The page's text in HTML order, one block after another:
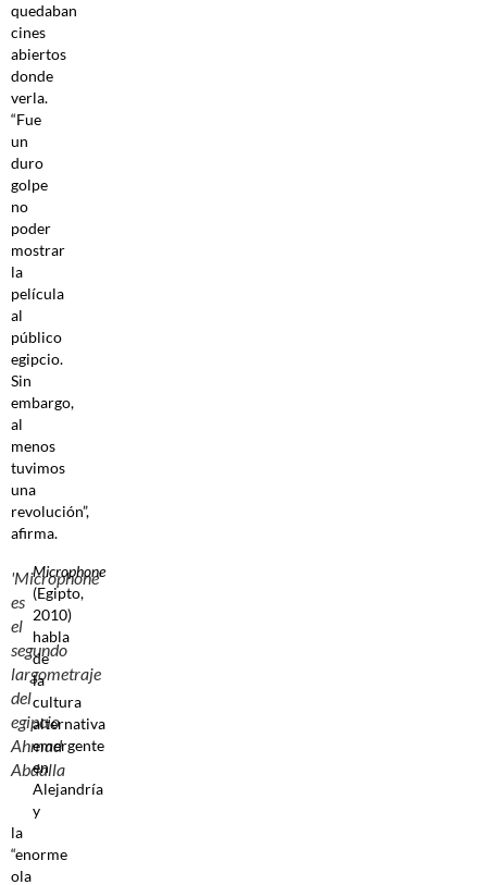
quedaban
cines
abiertos
donde
verla.
“Fue
un
duro
golpe
no
poder
mostrar
la
película
al
público
egipcio.
Sin
embargo,
al
menos
tuvimos
una
revolución”,
afirma.
'Microphone'
es
el
segundo
largometraje
del
egipcio
Ahmad
Abdalla
Microphone
(Egipto,
2010)
habla
de
la
cultura
alternativa
emergente
en
Alejandría
y
la
“enorme
ola